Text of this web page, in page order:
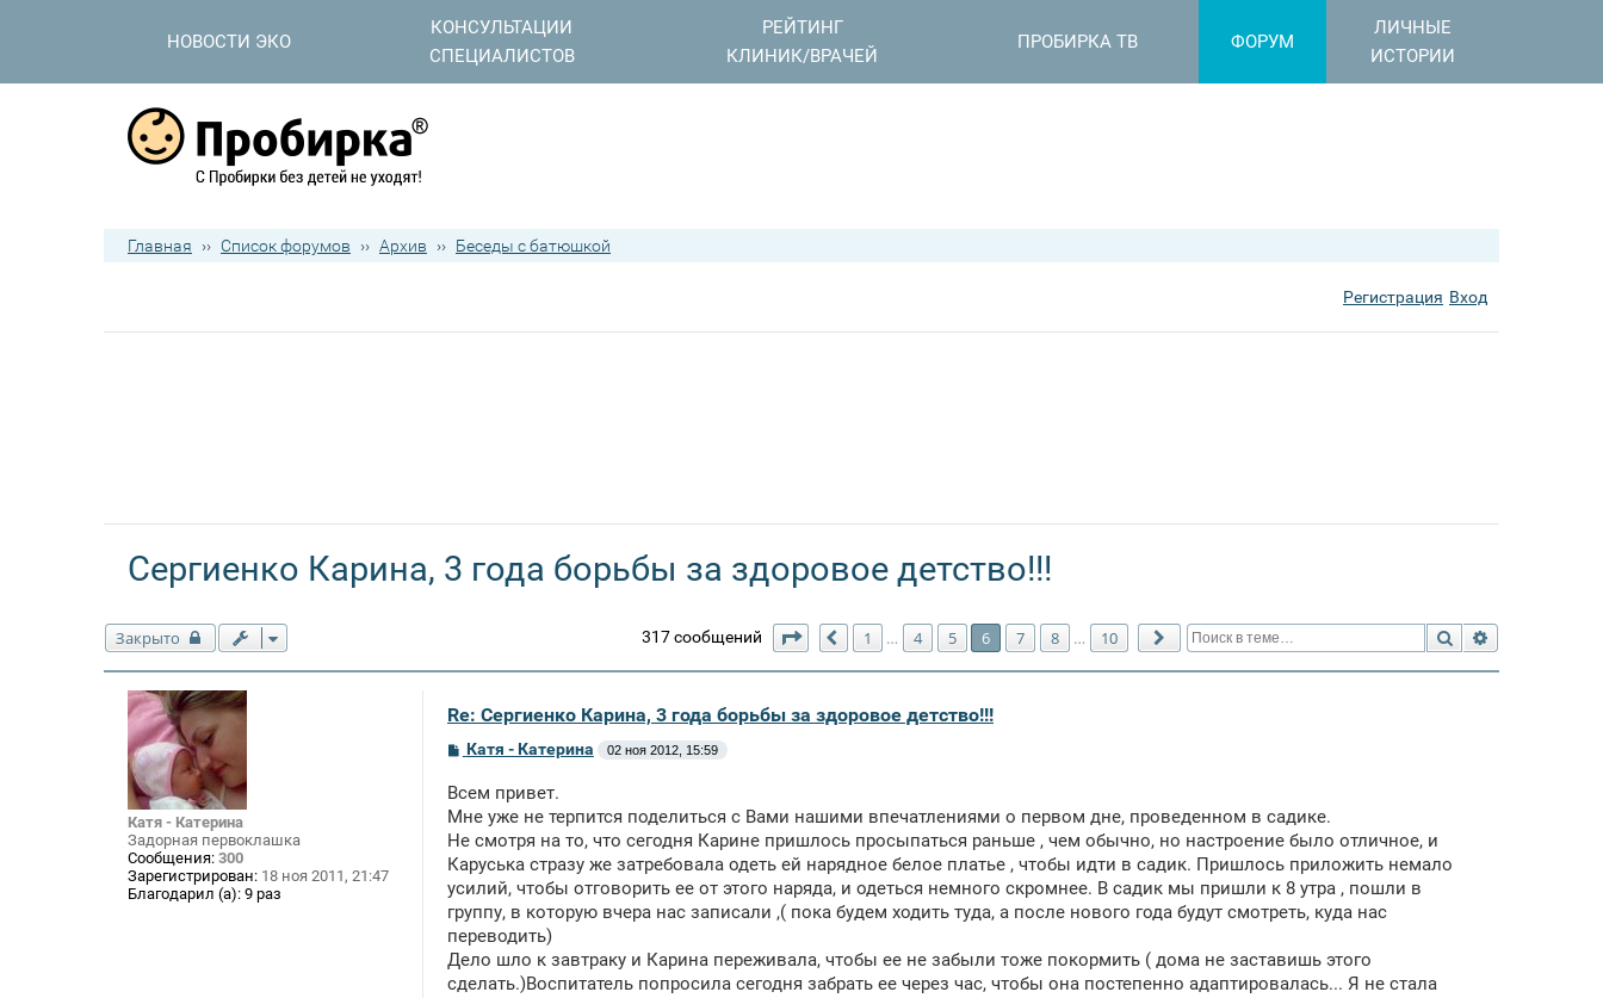
НОВОСТИ ЭКО
КОНСУЛЬТАЦИИ
СПЕЦИАЛИСТОВ
РЕЙТИНГ
КЛИНИК/ВРАЧЕЙ
ПРОБИРКА ТВ ФОРУМ
ЛИЧНЫЕ
ИСТОРИИ
Главная ›› Список форумов ›› Архив ›› Беседы с батюшкой
Регистрация Вход
Сергиенко Карина, 3 года борьбы за здоровое детство!!!
Закрыто Поиск
317 сообщений Страница 6из 10
Пред.
1 … 4 5 6 7 8 … 10 След.
Катя - Катерина
Задорная первоклашка
Сообщения: 300
Зарегистрирован: 18 ноя 2011, 21:47
Благодарил (а): 9 раз
Re: Сергиенко Карина, 3 года борьбы за здоровое детство!!!
С
б
щ
н
и
Катя - Катерина 02 ноя 2012, 15:59
Всем привет.
Мне уже не терпится поделиться с Вами нашими впечатлениями о первом дне, проведенном в садике.
Не смотря на то, что сегодня Карине пришлось просыпаться раньше , чем обычно, но настроение было отличное, и
Каруська стразу же затребовала одеть ей нарядное белое платье , чтобы идти в садик. Пришлось приложить немало
усилий, чтобы отговорить ее от этого наряда, и одеться немного скромнее. В садик мы пришли к 8 утра , пошли в
группу, в которую вчера нас записали ,( пока будем ходить туда, а после нового года будут смотреть, куда нас
переводить)
Дело шло к завтраку и Карина переживала, чтобы ее не забыли тоже покормить ( дома не заставишь этого
сделать.)Воспитатель попросила сегодня забрать ее через час, чтобы она постепенно адаптировалась... Я не стала